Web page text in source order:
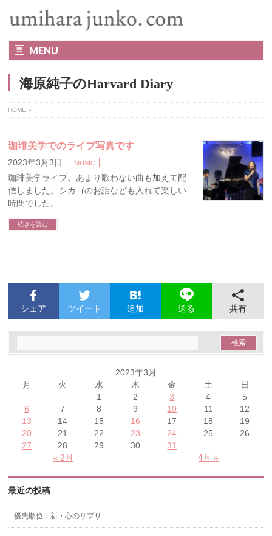
MENU
海原純子のHarvard Diary
HOME »
珈琲美学でのライブ写真です
2023年3月3日 MUSIC
珈琲美学ライブ。あまり歌わない曲も加えて配
信しました。シカゴのお話なども入れて楽しい
時間でした。
続きを読む
シェア ツイート 追加 送る 共有
2023年3月
月
火 水 木 金 土 日
« 2月 4月 »
1 2 3 4
5
6
7 8 9 10 11
12
13
14 15 16 17 18
19
20
21 22 23 24 25
26
27
28 29 30 31
最近の投稿
優先順位：新・心のサプリ